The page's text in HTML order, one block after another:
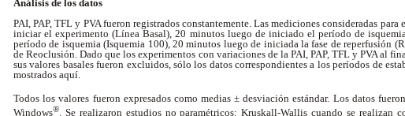
Análisis de los datos
PAI, PAP, TFL y PVA fueron registrados constantemente. Las mediciones consideradas
iniciar el experimento (Línea Basal), 20 minutos luego de iniciado el período de
período de isquemia (Isquemia 100), 20 minutos luego de iniciada la fase de reperfusión
de Reoclusión. Dado que los experimentos con variaciones de la PAI, PAP, TFL y PVA al
sus valores basales fueron excluidos, sólo los datos correspondientes a los períodos de
mostrados aquí.
Todos los valores fueron expresados como medias ± desviación estándar. Los datos
Windows®
. Se realizaron estudios no paramétricos: Kruskall-Wallis cuando se realizan